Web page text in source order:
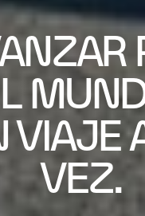
VIAJE
VEZ.